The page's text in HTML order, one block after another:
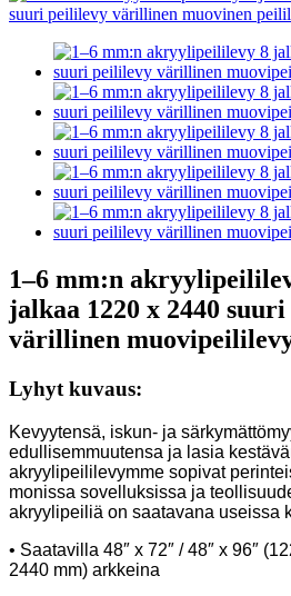
1–6 mm:n
jalkaa 1220 x 2440
värillinen
Lyhyt kuvaus:
Kevyytensä, iskun- ja
edullisemmuutensa ja lasia
akryylipeililevymme sopivat
monissa sovelluksissa ja
akryylipeiliä on saatavana useissa
• Saatavilla 48″ x 72″ / 48″ x 96″
2440 mm) arkkeina